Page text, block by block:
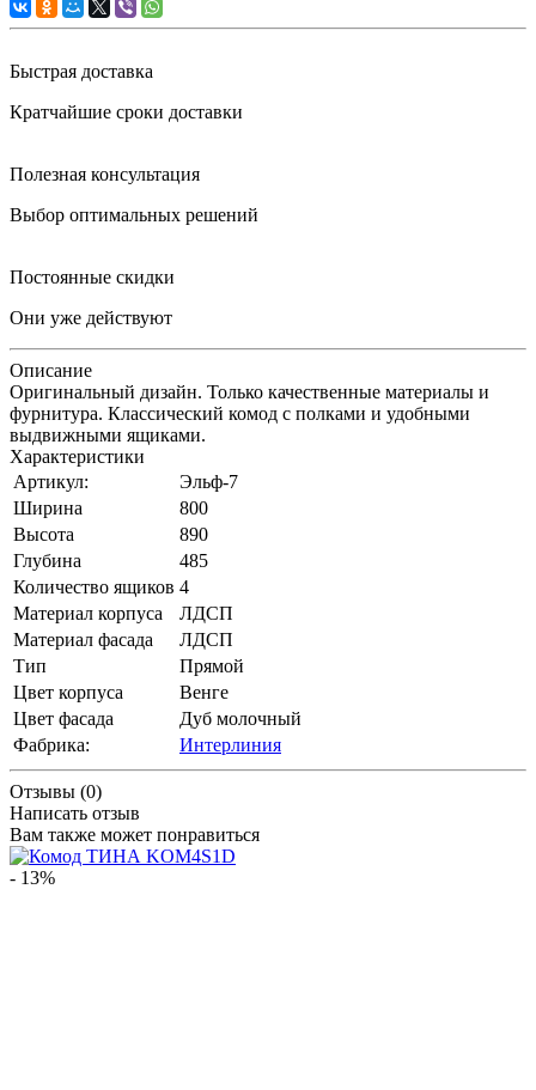
Быстрая доставка
Кратчайшие сроки доставки
Полезная консультация
Выбор оптимальных решений
Постоянные скидки
Они уже действуют
Описание
Оригинальный дизайн. Только качественные материалы и
фурнитура. Классический комод с полками и удобными
выдвижными ящиками.
Характеристики
Артикул:
Эльф-7
Ширина
800
Высота
890
Глубина
485
Количество ящиков 4
Материал корпуса
ЛДСП
Материал фасада
ЛДСП
Тип
Прямой
Цвет корпуса
Венге
Цвет фасада
Дуб молочный
Фабрика:
Интерлиния
Отзывы (0)
Написать отзыв
Вам также может понравиться
- 13%